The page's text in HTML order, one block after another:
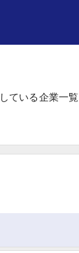
ている企業一覧